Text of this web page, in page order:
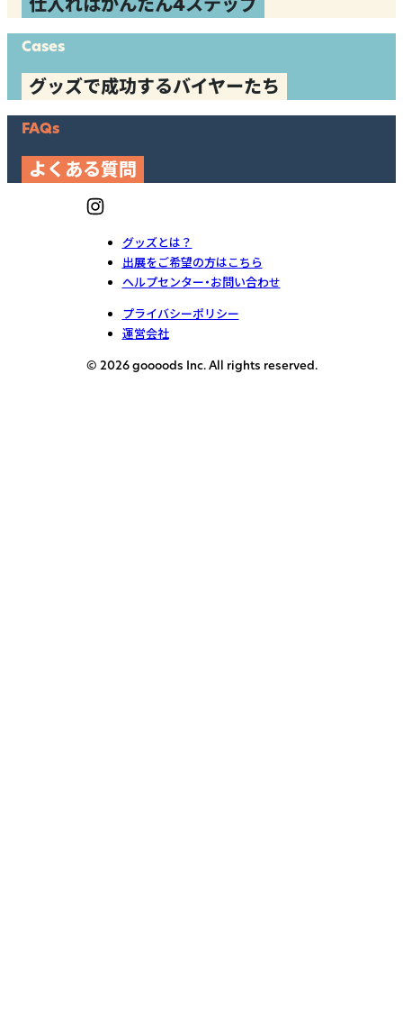
Cases
グッズで成功するバイヤーたち
FAQs
よくある質問
グッズとは？
出展をご希望の方はこちら
ヘルプセンター・お問い合わせ
プライバシーポリシー
運営会社
© 2026 goooods Inc. All rights reserved.